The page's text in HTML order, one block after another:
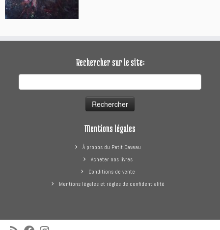
Rechercher sur le site:
Mentions légales
À propos du Petit Caveau
Acheter nos livres
Conditions de vente
Mentions légales et règles de confidentialité